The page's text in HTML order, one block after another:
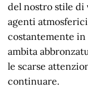
del nostro stile di
agenti
costantemente
ambita
le scarse
continuare.